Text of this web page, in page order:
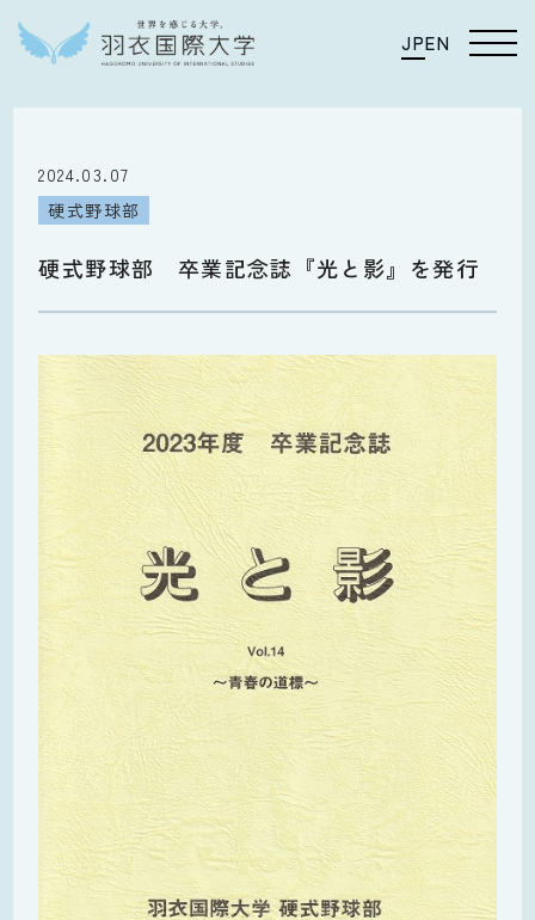
JPEN
2024.03.07
硬式野球部
硬式野球部 卒業記念誌『光と影』を発行